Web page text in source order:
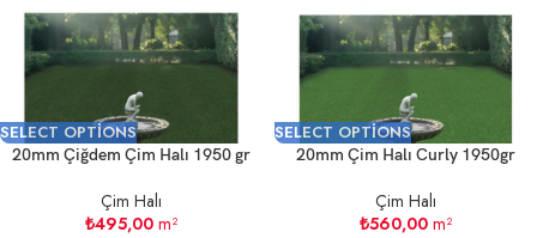
SELECT OPTIONS
20mm Çiğdem Çim Halı 1950 gr
Çim Halı
₺495,00 m²
SELECT OPTIONS
20mm Çim Halı Curly 1950gr
Çim Halı
₺560,00 m²